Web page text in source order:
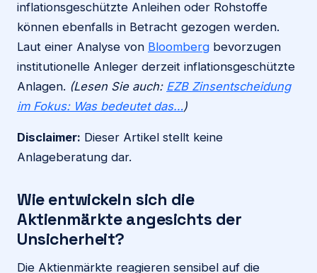
inflationsgeschützte Anleihen oder Rohstoffe
können ebenfalls in Betracht gezogen werden.
Laut einer Analyse von Bloomberg bevorzugen
institutionelle Anleger derzeit inflationsgeschützte
Anlagen. (Lesen Sie auch: EZB Zinsentscheidung
im Fokus: Was bedeutet das…)
Disclaimer: Dieser Artikel stellt keine
Anlageberatung dar.
Wie entwickeln sich die
Aktienmärkte angesichts der
Unsicherheit?
Die Aktienmärkte reagieren sensibel auf die